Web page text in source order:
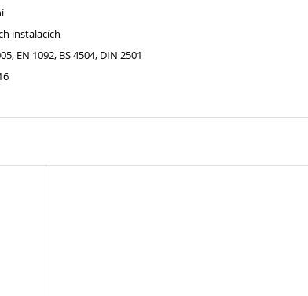
instalacích
EN 1092, BS 4504, DIN 2501